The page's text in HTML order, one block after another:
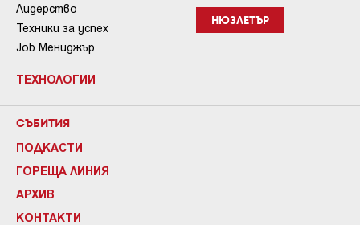
Лидерство
Техники за успех
Job Мениджър
ТЕХНОЛОГИИ
НЮЗЛЕТЪР
СЪБИТИЯ
ПОДКАСТИ
ГОРЕЩА ЛИНИЯ
АРХИВ
КОНТАКТИ